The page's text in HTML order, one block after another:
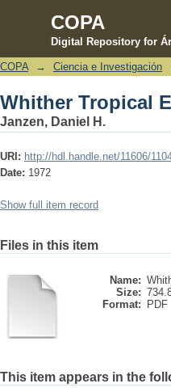
COPA
Digital Repository for
Whither Tropical
COPA → Ciencia e Investigación
Whither Tropical
Janzen, Daniel H.
URI: http://hdl.handle.net/11606/
Date: 1972
Show full item record
Files in this item
Name:
Size:
Format:
PDF
This item appears in the